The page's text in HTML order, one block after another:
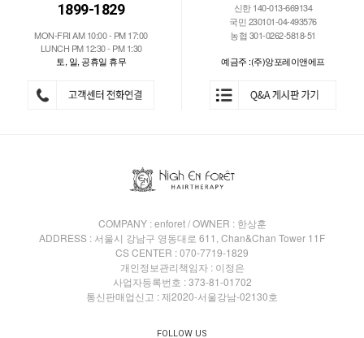
1899-1829
MON-FRI AM 10:00 - PM 17:00
LUNCH PM 12:30 - PM 1:30
토, 일, 공휴일 휴무
신한 140-013-669134
국민 230101-04-493576
농협 301-0262-5818-51
예금주 :(주)앙포레이앤에프
COMPANY : enforet / OWNER : 한상훈
ADDRESS : 서울시 강남구 영동대로 611, Chan&Chan Tower 11F
CS CENTER : 070-7719-1829
개인정보관리책임자 : 이정은
사업자등록번호 : 373-81-01702
통신판매업신고 : 제2020-서울강남-02130호
FOLLOW US